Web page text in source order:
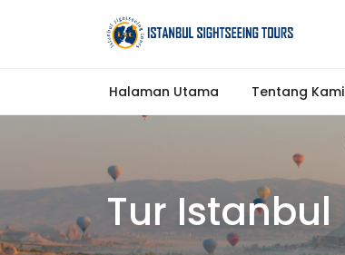
Halaman Utama Tentang Kami
Tur Istanbul